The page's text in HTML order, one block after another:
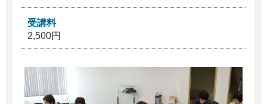
受講料
2,500円